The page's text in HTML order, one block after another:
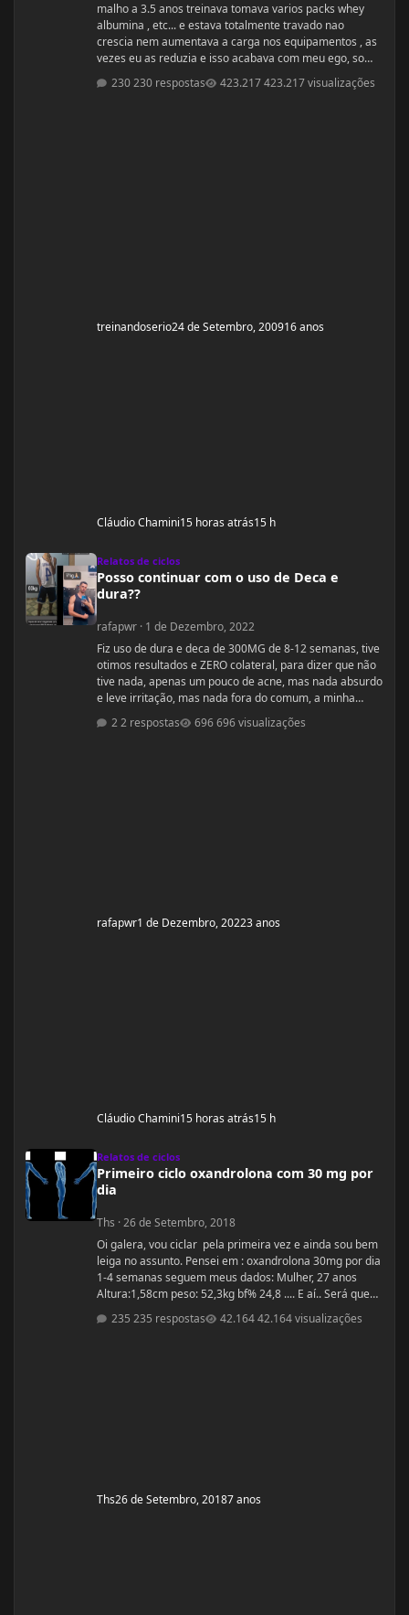
malho a 3.5 anos treinava tomava varios packs whey
albumina , etc... e estava totalmente travado nao
crescia nem aumentava a carga nos equipamentos , as
vezes eu as reduzia e isso acabava com meu ego, so
depois de muito tempo para cair a fixa que oque
importa é a dieta,ficar tomando pack é uma bobagem ja
230 respostas 423.217 visualizações
treinandoserio24 de Setembro, 200916 anos
Cláudio Chamini15 horas atrás15 h
Relatos de ciclos
Posso continuar com o uso de Deca e
dura??
rafapwr · 1 de Dezembro, 2022
Fiz uso de dura e deca de 300MG de 8-12 semanas, tive
otimos resultados e ZERO colateral, para dizer que não
tive nada, apenas um pouco de acne, mas nada absurdo
e leve irritação, mas nada fora do comum, a minha
dúvida seria, se posso continuar com essas dosagens
ou devo parar e seguir com outras recomendações,
2 respostas 696 visualizações
rafapwr1 de Dezembro, 20223 anos
Cláudio Chamini15 horas atrás15 h
Relatos de ciclos
Primeiro ciclo oxandrolona com 30 mg por
dia
Ths ·26 de Setembro, 2018
Oi galera, vou ciclar pela primeira vez e ainda sou bem
leiga no assunto. Pensei em : oxandrolona 30mg por dia
1-4 semanas seguem meus dados: Mulher, 27 anos
Altura:1,58cm peso: 52,3kg bf% 24,8 .... E aí.. Será que
235 respostas 42.164 visualizações
Ths26 de Setembro, 20187 anos